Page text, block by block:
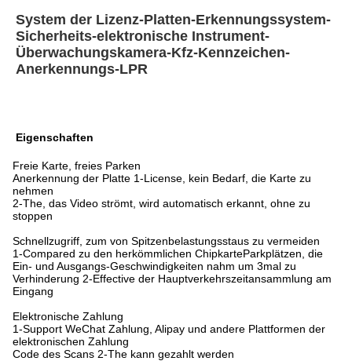
System der Lizenz-Platten-Erkennungssystem-
Sicherheits-elektronische Instrument-
Überwachungskamera-Kfz-Kennzeichen-
Anerkennungs-LPR
Eigenschaften
Freie Karte, freies Parken
Anerkennung der Platte 1-License, kein Bedarf, die Karte zu
nehmen
2-The, das Video strömt, wird automatisch erkannt, ohne zu
stoppen
Schnellzugriff, zum von Spitzenbelastungsstaus zu vermeiden
1-Compared zu den herkömmlichen ChipkarteParkplätzen, die
Ein- und Ausgangs-Geschwindigkeiten nahm um 3mal zu
Verhinderung 2-Effective der Hauptverkehrszeitansammlung am
Eingang
Elektronische Zahlung
1-Support WeChat Zahlung, Alipay und andere Plattformen der
elektronischen Zahlung
Code des Scans 2-The kann gezahlt werden